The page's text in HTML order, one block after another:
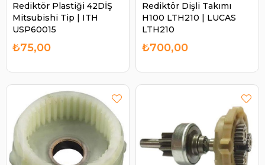
Rediktör Plastiği 42DİŞ
Mitsubishi Tip | ITH
USP60015
₺75,00
Rediktör Dişli Takımı
H100 LTH210 | LUCAS
LTH210
₺700,00